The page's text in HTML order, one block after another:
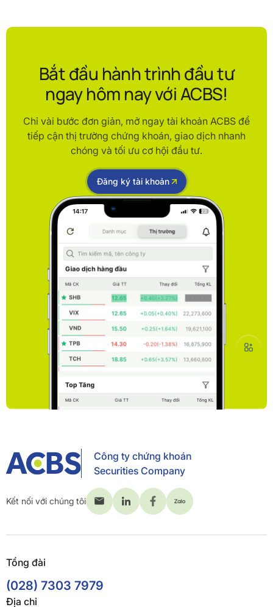
Bắt đầu hành trình đầu tư
ngay hôm nay với ACBS!
Chỉ vài bước đơn giản, mở ngay tài khoản ACBS để
tiếp cận thị trường chứng khoán, giao dịch nhanh
chóng và tối ưu cơ hội đầu tư.
Đăng ký tài khoản
Công ty chứng khoán
Securities Company
Kết nối với chúng tôi
Tổng đài
(028) 7303 7979
Địa chỉ